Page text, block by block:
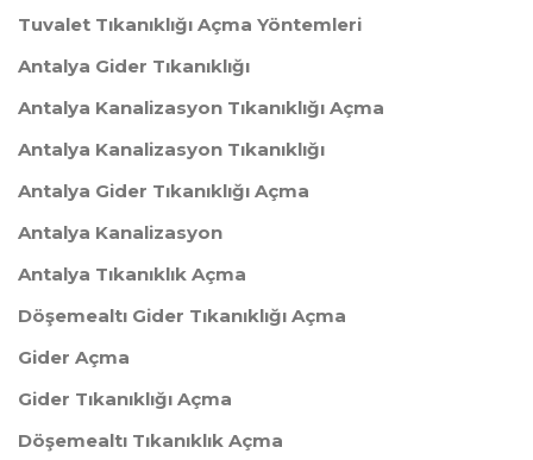
Tuvalet Tıkanıklığı Açma Yöntemleri
Antalya Gider Tıkanıklığı
Antalya Kanalizasyon Tıkanıklığı Açma
Antalya Kanalizasyon Tıkanıklığı
Antalya Gider Tıkanıklığı Açma
Antalya Kanalizasyon
Antalya Tıkanıklık Açma
Döşemealtı Gider Tıkanıklığı Açma
Gider Açma
Gider Tıkanıklığı Açma
Döşemealtı Tıkanıklık Açma